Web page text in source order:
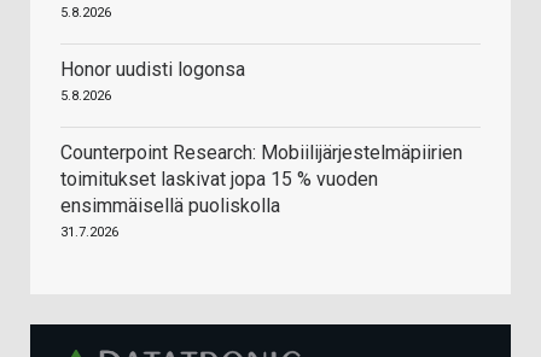
5.8.2026
Honor uudisti logonsa
5.8.2026
Counterpoint Research: Mobiilijärjestelmäpiirien
toimitukset laskivat jopa 15 % vuoden
ensimmäisellä puoliskolla
31.7.2026